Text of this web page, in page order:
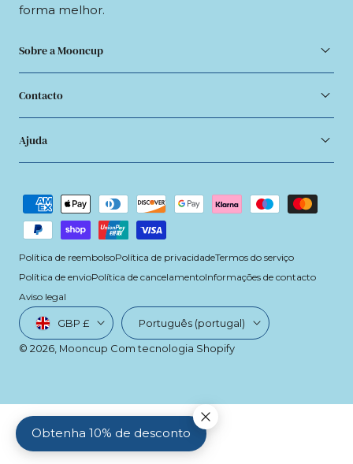
forma melhor.
Sobre a Mooncup
Contacto
Ajuda
País/região
GBP £
Linguagem
Português (portugal)
© 2026, Mooncup Com tecnologia Shopify
Métodos
de
pagamento
Política de reembolsoPolítica de privacidadeTermos do serviço
Política de envioPolítica de cancelamentoInformações de contacto
Aviso legal
Obtenha 10% de desconto